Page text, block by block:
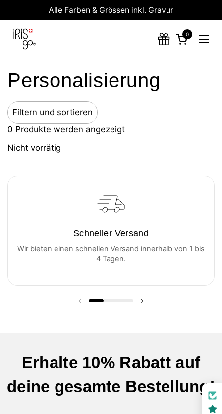
Zum Inhalt springenAlle Farben & Grössen inkl. Gravur
Warenkorb
0
Personalisierung
Filtern und sortieren
0 Produkte werden angezeigt
Nicht vorrätig
Schneller Versand
Wir bieten einen schnellen Versand innerhalb von 1 bis
4 Tagen.
Vorherige Folie Nächste Folie
Erhalte 10% Rabatt auf
deine gesamte Bestellung!